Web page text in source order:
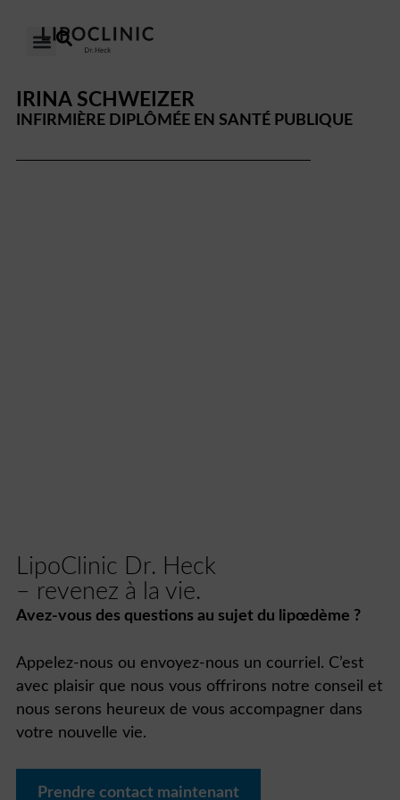
IRINA SCHWEIZER
INFIRMIÈRE DIPLÔMÉE EN SANTÉ PUBLIQUE
LipoClinic Dr. Heck
– revenez à la vie.
Avez-vous des questions au sujet du lipœdème ?
Appelez-nous ou envoyez-nous un courriel. C’est
avec plaisir que nous vous offrirons notre conseil et
nous serons heureux de vous accompagner dans
votre nouvelle vie.
Prendre contact maintenant